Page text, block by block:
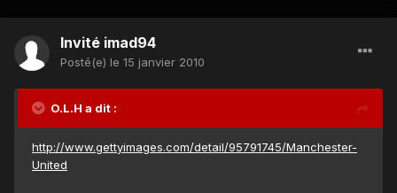
Invité imad94
Posté(e) le 15 janvier 2010
O.L.H a dit :
http://www.gettyimages.com/detail/95791745/Manchester-
United